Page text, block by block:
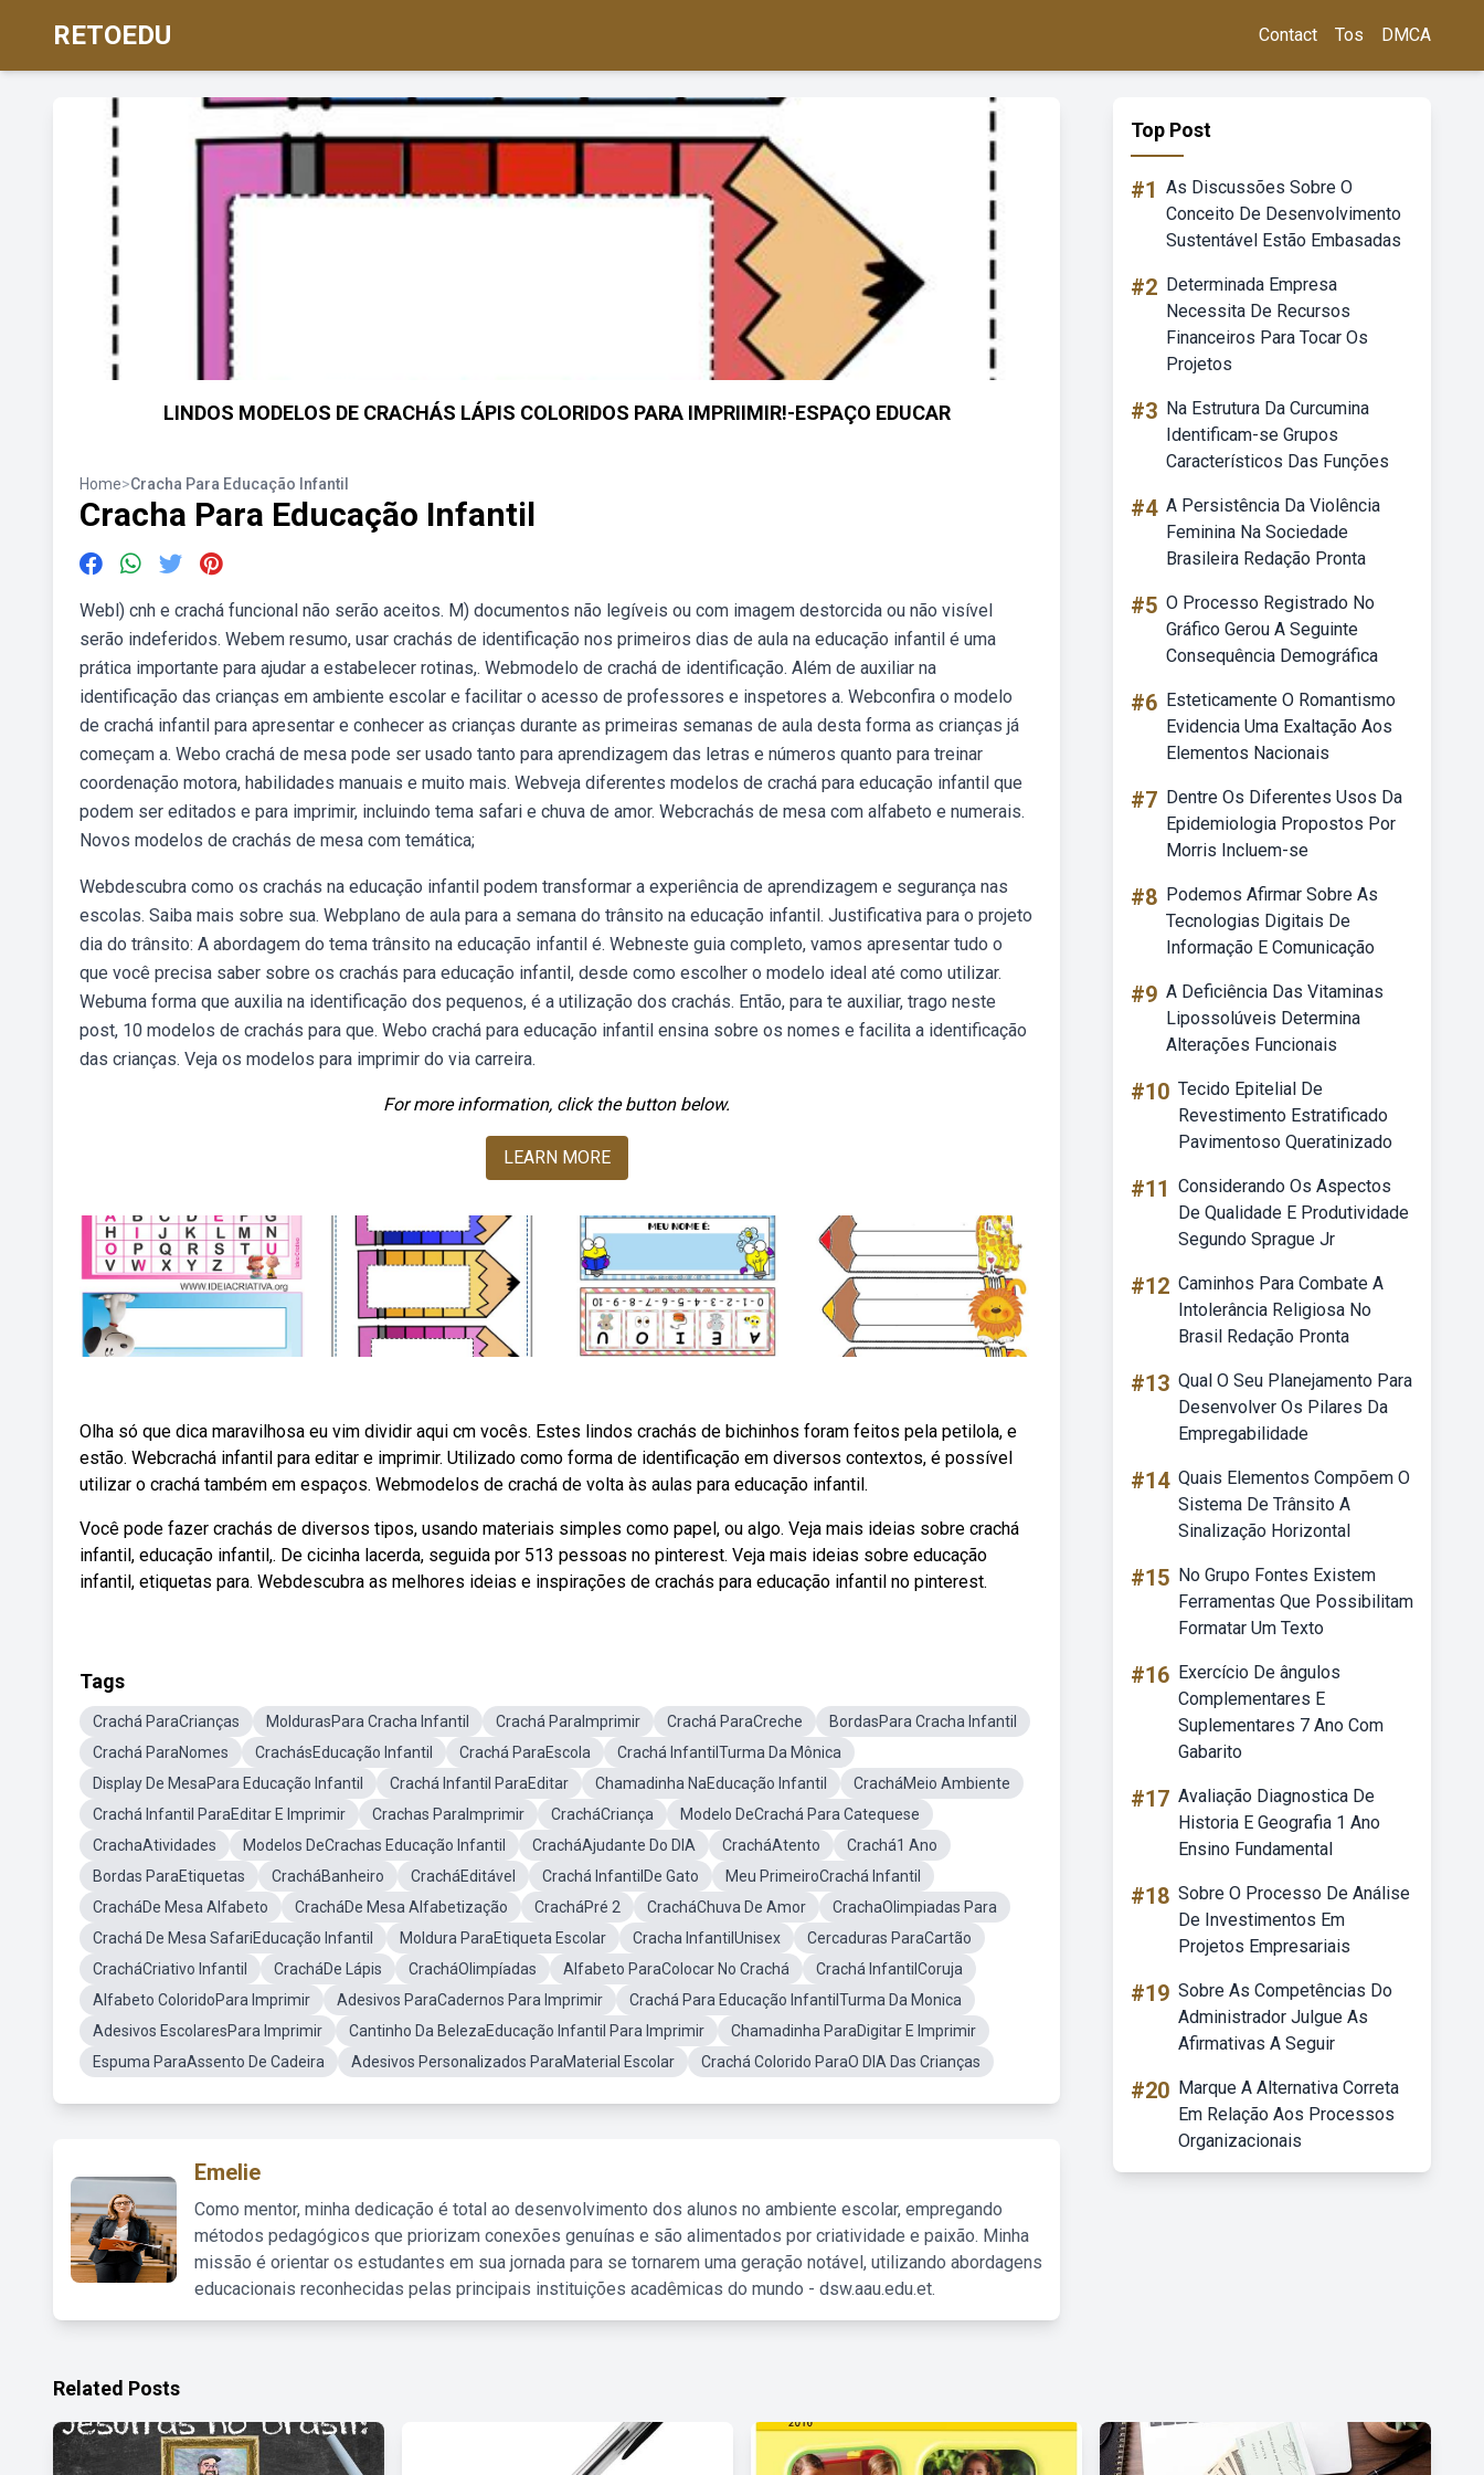
RETOEDU Contact Tos DMCA
LINDOS MODELOS DE CRACHÁS LÁPIS COLORIDOS PARA IMPRIIMIR!-ESPAÇO EDUCAR
Home>Cracha Para Educação Infantil
Cracha Para Educação Infantil
Webl) cnh e crachá funcional não serão aceitos. M) documentos não legíveis ou com imagem destorcida ou não visível
serão indeferidos. Webem resumo, usar crachás de identificação nos primeiros dias de aula na educação infantil é uma
prática importante para ajudar a estabelecer rotinas,. Webmodelo de crachá de identificação. Além de auxiliar na
identificação das crianças em ambiente escolar e facilitar o acesso de professores e inspetores a. Webconfira o modelo
de crachá infantil para apresentar e conhecer as crianças durante as primeiras semanas de aula desta forma as crianças já
começam a. Webo crachá de mesa pode ser usado tanto para aprendizagem das letras e números quanto para treinar
coordenação motora, habilidades manuais e muito mais. Webveja diferentes modelos de crachá para educação infantil que
podem ser editados e para imprimir, incluindo tema safari e chuva de amor. Webcrachás de mesa com alfabeto e numerais.
Novos modelos de crachás de mesa com temática;
Webdescubra como os crachás na educação infantil podem transformar a experiência de aprendizagem e segurança nas
escolas. Saiba mais sobre sua. Webplano de aula para a semana do trânsito na educação infantil. Justificativa para o projeto
dia do trânsito: A abordagem do tema trânsito na educação infantil é. Webneste guia completo, vamos apresentar tudo o
que você precisa saber sobre os crachás para educação infantil, desde como escolher o modelo ideal até como utilizar.
Webuma forma que auxilia na identificação dos pequenos, é a utilização dos crachás. Então, para te auxiliar, trago neste
post, 10 modelos de crachás para que. Webo crachá para educação infantil ensina sobre os nomes e facilita a identificação
das crianças. Veja os modelos para imprimir do via carreira.
For more information, click the button below.
LEARN MORE
Olha só que dica maravilhosa eu vim dividir aqui cm vocês. Estes lindos crachás de bichinhos foram feitos pela petilola, e
estão. Webcrachá infantil para editar e imprimir. Utilizado como forma de identificação em diversos contextos, é possível
utilizar o crachá também em espaços. Webmodelos de crachá de volta às aulas para educação infantil.
Você pode fazer crachás de diversos tipos, usando materiais simples como papel, ou algo. Veja mais ideias sobre crachá
infantil, educação infantil,. De cicinha lacerda, seguida por 513 pessoas no pinterest. Veja mais ideias sobre educação
infantil, etiquetas para. Webdescubra as melhores ideias e inspirações de crachás para educação infantil no pinterest.
Tags
Crachá ParaCrianças MoldurasPara Cracha Infantil Crachá ParaImprimir Crachá ParaCreche
BordasPara Cracha Infantil
Crachá ParaNomes
CrachásEducação Infantil Crachá ParaEscola
Crachá InfantilTurma Da Mônica
Display De MesaPara Educação Infantil
Crachá Infantil ParaEditar Chamadinha NaEducação Infantil
CracháMeio Ambiente
Crachá Infantil ParaEditar E Imprimir
Crachas ParaImprimir CracháCriança
Modelo DeCrachá Para Catequese
CrachaAtividades
Modelos DeCrachas Educação Infantil CracháAjudante Do DIA CracháAtento
Crachá1 Ano
Bordas ParaEtiquetas
CracháBanheiro CracháEditável Crachá InfantilDe Gato
Meu PrimeiroCrachá Infantil
CracháDe Mesa Alfabeto
CracháDe Mesa Alfabetização CracháPré 2 CracháChuva De Amor
CrachaOlimpiadas Para
Crachá De Mesa SafariEducação Infantil
Moldura ParaEtiqueta Escolar Cracha InfantilUnisex
Cercaduras ParaCartão
CracháCriativo Infantil
CracháDe Lápis CracháOlimpíadas Alfabeto ParaColocar No Crachá
Crachá InfantilCoruja
Alfabeto ColoridoPara Imprimir
Adesivos ParaCadernos Para Imprimir
Crachá Para Educação InfantilTurma Da Monica
Adesivos EscolaresPara Imprimir
Cantinho Da BelezaEducação Infantil Para Imprimir
Chamadinha ParaDigitar E Imprimir
Espuma ParaAssento De Cadeira
Adesivos Personalizados ParaMaterial Escolar Crachá Colorido ParaO DIA Das Crianças
Emelie
Como mentor, minha dedicação é total ao desenvolvimento dos alunos no ambiente escolar, empregando
métodos pedagógicos que priorizam conexões genuínas e são alimentados por criatividade e paixão. Minha
missão é orientar os estudantes em sua jornada para se tornarem uma geração notável, utilizando abordagens
educacionais reconhecidas pelas principais instituições acadêmicas do mundo - dsw.aau.edu.et.
Top Post
#1 As Discussões Sobre O
Conceito De Desenvolvimento
Sustentável Estão Embasadas
#2 Determinada Empresa
Necessita De Recursos
Financeiros Para Tocar Os
Projetos
#3 Na Estrutura Da Curcumina
Identificam-se Grupos
Característicos Das Funções
#4 A Persistência Da Violência
Feminina Na Sociedade
Brasileira Redação Pronta
#5 O Processo Registrado No
Gráfico Gerou A Seguinte
Consequência Demográfica
#6 Esteticamente O Romantismo
Evidencia Uma Exaltação Aos
Elementos Nacionais
#7 Dentre Os Diferentes Usos Da
Epidemiologia Propostos Por
Morris Incluem-se
#8 Podemos Afirmar Sobre As
Tecnologias Digitais De
Informação E Comunicação
#9 A Deficiência Das Vitaminas
Lipossolúveis Determina
Alterações Funcionais
#10 Tecido Epitelial De
Revestimento Estratificado
Pavimentoso Queratinizado
#11 Considerando Os Aspectos
De Qualidade E Produtividade
Segundo Sprague Jr
#12 Caminhos Para Combate A
Intolerância Religiosa No
Brasil Redação Pronta
#13 Qual O Seu Planejamento Para
Desenvolver Os Pilares Da
Empregabilidade
#14 Quais Elementos Compõem O
Sistema De Trânsito A
Sinalização Horizontal
#15 No Grupo Fontes Existem
Ferramentas Que Possibilitam
Formatar Um Texto
#16 Exercício De ângulos
Complementares E
Suplementares 7 Ano Com
Gabarito
#17 Avaliação Diagnostica De
Historia E Geografia 1 Ano
Ensino Fundamental
#18 Sobre O Processo De Análise
De Investimentos Em
Projetos Empresariais
#19 Sobre As Competências Do
Administrador Julgue As
Afirmativas A Seguir
#20 Marque A Alternativa Correta
Em Relação Aos Processos
Organizacionais
Related Posts